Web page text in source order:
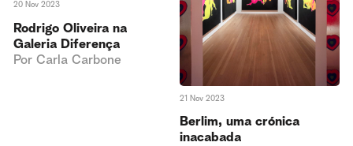
20 Nov 2023
Rodrigo Oliveira na
Galeria Diferença
Por Carla Carbone
21 Nov 2023
Berlim, uma crónica
inacabada